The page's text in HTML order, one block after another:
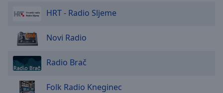
dialog
HRT - Radio Sljeme
Novi Radio
Radio Brač
Folk Radio Kneginec